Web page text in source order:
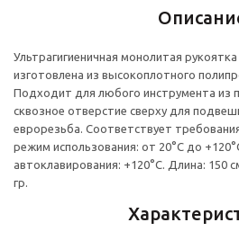
Ультрагигиеничная монолитая
изготовлена из высокоплотного
Подходит для любого инструмента из
сквозное отверстие сверху для
еврорезьба. Соответствует
режим использования: от 20°С до
автоклавирования: +120°С. Длина: 150
гр.